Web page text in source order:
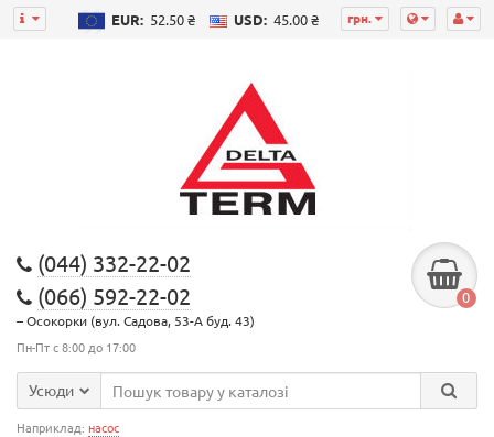
грн.
EUR: 52.50 ₴ USD: 45.00 ₴
(044) 332-22-02
(066) 592-22-02
– Осокорки (вул. Садова, 53-А буд. 43)
Пн-Пт с 8:00 до 17:00
0
Усюди
Наприклад: насос